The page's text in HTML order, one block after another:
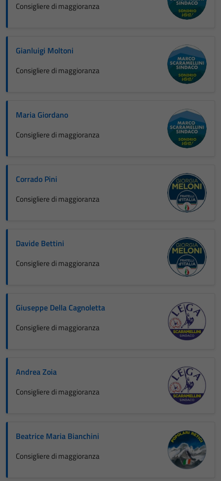
Consigliere di maggioranza
Gianluigi Moltoni
Consigliere di maggioranza
Maria Giordano
Consigliere di maggioranza
Corrado Pini
Consigliere di maggioranza
Davide Bettini
Consigliere di maggioranza
Giuseppe Della Cagnoletta
Consigliere di maggioranza
Andrea Zoia
Consigliere di maggioranza
Beatrice Maria Bianchini
Consigliere di maggioranza